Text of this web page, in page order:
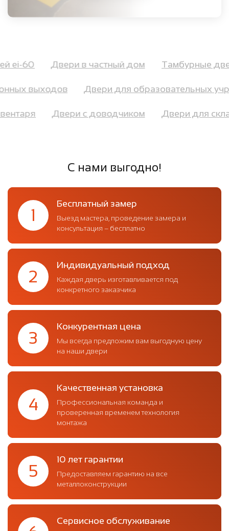
ei-60 Двери в частный дом Тамбурные
выходов Двери для образовательных
Двери с доводчиком Двери для
С нами выгодно!
1
Бесплатный замер
Выезд мастера, проведение замера и
консультация – бесплатно
2
Индивидуальный подход
Каждая дверь изготавливается под
конкретного заказчика
3
Конкурентная цена
Мы всегда предложим вам выгодную цену
на наши двери
4
Качественная установка
Профессиональная команда и
проверенная временем технология
монтажа
5
10 лет гарантии
Предоставляем гарантию на все
металлоконструкции
Сервисное обслуживание